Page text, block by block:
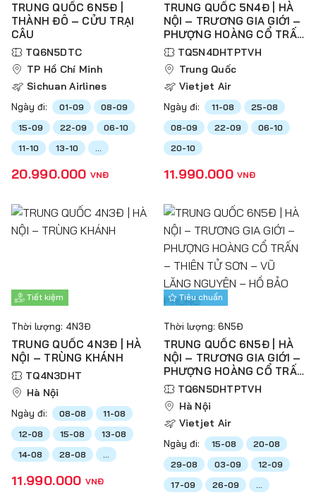
TRUNG QUỐC 6N5Đ |
THÀNH ĐÔ – CỬU TRẠI
CÂU
TQ6N5DTC
TP Hồ Chí Minh
Sichuan Airlines
Ngày đi: 01-09
08-09
15-09
22-09
06-10
11-10
13-10 ...
20.990.000 VNĐ
TRUNG QUỐC 5N4Đ | HÀ
NỘI – TRƯƠNG GIA GIỚI –
PHƯỢNG HOÀNG CỔ TRẤN
– THIÊN TỬ SƠN – VŨ
LĂNG NGUYÊN – HỒ BẢO
PHONG
TQ5N4DHTPTVH
Trung Quốc
Vietjet Air
Ngày đi: 11-08
25-08
08-09
22-09
06-10
20-10
11.990.000 VNĐ
Tiết kiệm
Thời lượng: 4N3Đ
TRUNG QUỐC 4N3Đ | HÀ
NỘI – TRÙNG KHÁNH
TQ4N3DHT
Hà Nội
Ngày đi: 08-08
11-08
12-08
15-08
13-08
14-08
28-08
11.990.000 VNĐ
Tiêu chuẩn
Thời lượng: 6N5Đ
TRUNG QUỐC 6N5Đ | HÀ
NỘI – TRƯƠNG GIA GIỚI –
PHƯỢNG HOÀNG CỔ TRẤN
– THIÊN TỬ SƠN – VŨ
LĂNG NGUYÊN – HỒ BẢO
PHONG
TQ6N5DHTPTVH
Hà Nội
Vietjet Air
Ngày đi: 15-08
20-08
29-08
03-09
12-09
17-09
26-09